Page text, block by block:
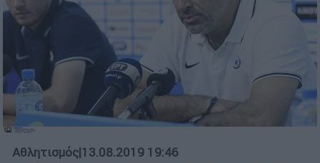
Αθλητισμός|13.08.2019 19:46